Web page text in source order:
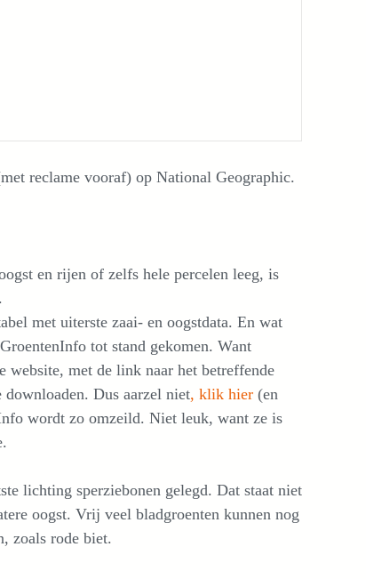
reclame vooraf) op National Geographic.
en rijen of zelfs hele percelen leeg, is
met uiterste zaai- en oogstdata. En wat
tot stand gekomen. Want
website, met de link naar het betreffende
Dus aarzel niet, klik hier (en
wordt zo omzeild. Niet leuk, want ze is
lichting sperziebonen gelegd. Dat staat niet
oogst. Vrij veel bladgroenten kunnen nog
zoals rode biet.